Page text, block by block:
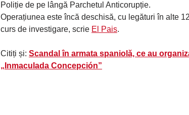
Poliție de pe lângă Parchetul Anticorupție.
Operațiunea este încă deschisă, cu legături în alte
curs de investigare, scrie El Pais.
Citiți și: Scandal în armata spaniolă, ce au
„Inmaculada Concepción”